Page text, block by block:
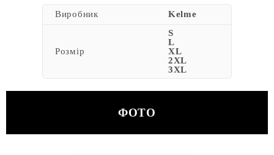
Виробник Kelme
Розмір
S
L
XL
2XL
3XL
ФОТО